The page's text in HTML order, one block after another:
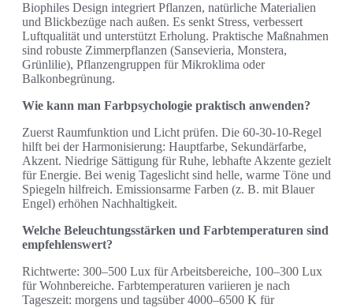
Biophiles Design integriert Pflanzen, natürliche Materialien
und Blickbezüge nach außen. Es senkt Stress, verbessert
Luftqualität und unterstützt Erholung. Praktische Maßnahmen
sind robuste Zimmerpflanzen (Sansevieria, Monstera,
Grünlilie), Pflanzengruppen für Mikroklima oder
Balkonbegrünung.
Wie kann man Farbpsychologie praktisch anwenden?
Zuerst Raumfunktion und Licht prüfen. Die 60-30-10-Regel
hilft bei der Harmonisierung: Hauptfarbe, Sekundärfarbe,
Akzent. Niedrige Sättigung für Ruhe, lebhafte Akzente gezielt
für Energie. Bei wenig Tageslicht sind helle, warme Töne und
Spiegeln hilfreich. Emissionsarme Farben (z. B. mit Blauer
Engel) erhöhen Nachhaltigkeit.
Welche Beleuchtungsstärken und Farbtemperaturen sind
empfehlenswert?
Richtwerte: 300–500 Lux für Arbeitsbereiche, 100–300 Lux
für Wohnbereiche. Farbtemperaturen variieren je nach
Tageszeit: morgens und tagsüber 4000–6500 K für